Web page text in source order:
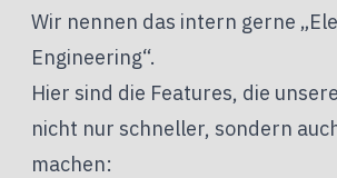
Wir nennen das intern gerne
Engineering“.
Hier sind die Features, die
nicht nur schneller, sondern
machen: